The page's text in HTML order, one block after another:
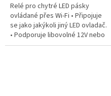
Relé pro chytré LED pásky
ovládané přes Wi-Fi • Připojuje
se jako jakýkoli jiný LED ovladač.
• Podporuje libovolné 12V nebo
24V bílé, RGB, RGBW led pásky a